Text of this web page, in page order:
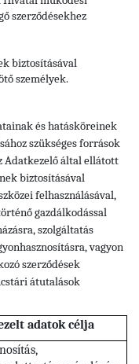
szerződésekhez
biztosításával
személyek.
és hatásköreinek
szükséges források
Adatkezelő által ellátott
biztosításával
felhasználásával,
gazdálkodással
szolgáltatás
vagyon
szerződések
átutalások
adatok célja